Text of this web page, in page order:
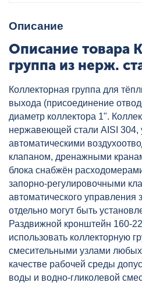
Описание
Описание товара
группа из нерж.
краном 1",4x3/4"
артикул: 02702
Коллекторная группа для
выхода (присоединение
диаметр коллектора 1".
нержавеющей стали AISI 304,
автоматическими
клапаном, дренажными
блока снабжён
запорно-регулировочными
автоматического
отдельно могут быть
Раздвижной кронштейн 160-
использовать коллекторную
смесительными узлами
качестве рабочей среды
воды и водно-гликолевой